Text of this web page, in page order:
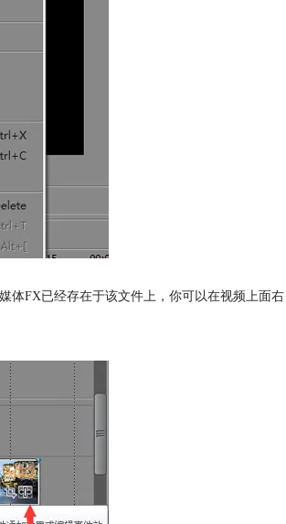
体FX已经存在于该文件上，你可以在视频上面右